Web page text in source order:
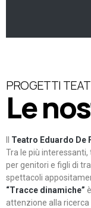
PROGETTI
Le
Teatro Eduardo De
Tra le più interessanti,
per genitori e figli di
spettacoli
“Tracce dinamiche”
attenzione alla